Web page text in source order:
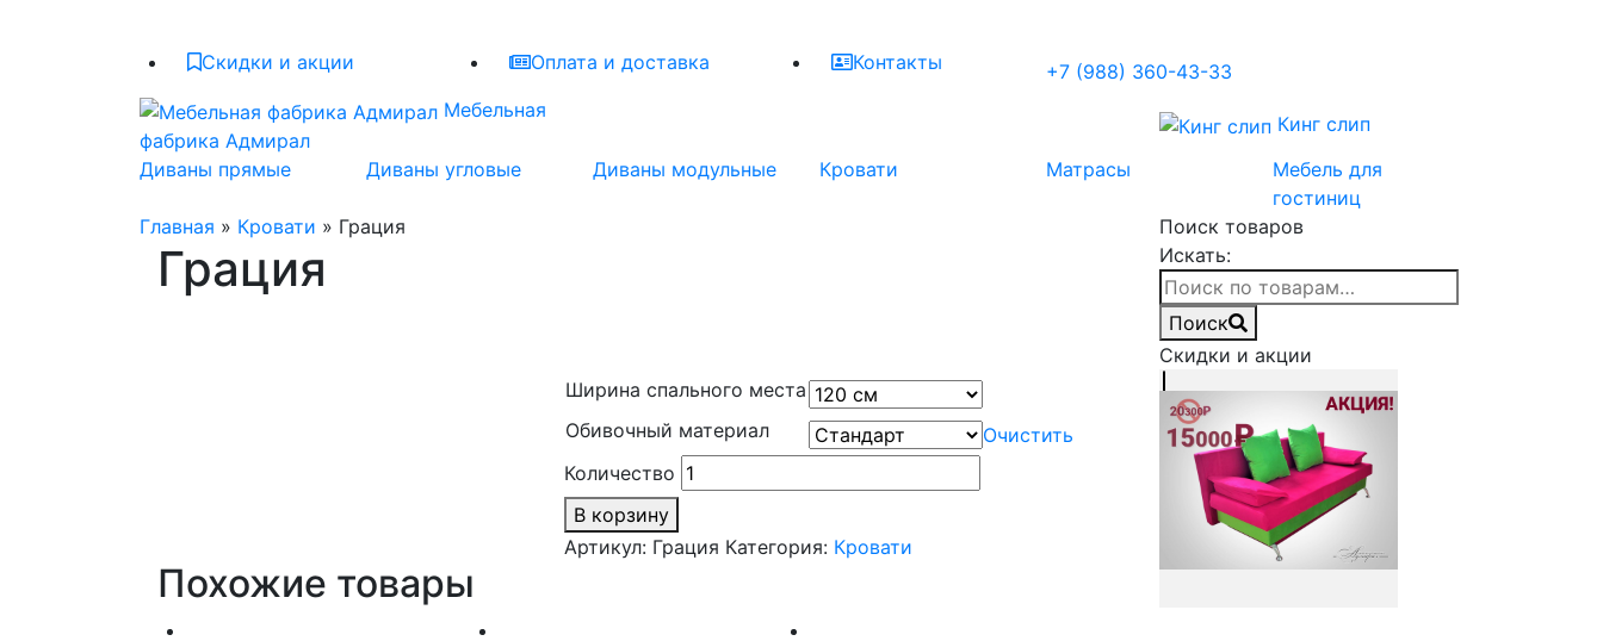
Скидки и акции Оплата и доставка Контакты
+7 (988) 360-43-33
Мебельная
фабрика Адмирал
Кинг слип
Диваны прямые
Диваны угловые Диваны модульные Кровати Матрасы
Мебель для
гостиниц
Главная » Кровати » Грация
Грация
Ширина спального места
Обивочный материал
Очистить
Количество
В корзину
Артикул: Грация Категория: Кровати
Похожие товары
Поиск товаров
Искать:
Поиск
Скидки и акции